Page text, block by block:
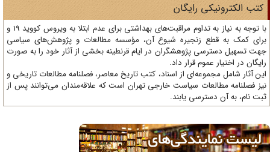
الکترونیکی رایگان
با توجه به نیاز به تداوم مراقبت‌های بهداشتی برای عدم ابتلا به ویروس کووید 19 و
کمک به قطع زنجیره شیوع آن، مؤسسه مطالعات و پژوهش‌های سیاسی
تسهیل دسترسی پژوهشگران در ایام قرنطینه بخشی از آثار خود را به صورت
در اختیار عموم قرار داد.
آثار شامل مجموعه‌ای از اسناد، کتب تاریخ معاصر، فصلنامه‌ مطالعات تاریخی و
فصلنامه مطالعات سیاست خارجی تهران است که علاقه‌مندان می‌توانند پس از
نام، به آن دسترسی یابند.